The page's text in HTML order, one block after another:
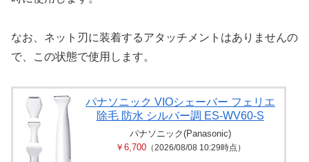
なお、ネット刃に装着するアタッチメントはありませんの
で、この状態で使用します。
パナソニック VIOシェーバー フェリエ
除毛 防水 シルバー調 ES-WV60-S
パナソニック(Panasonic)
￥6,700（2026/08/08 10:29時点）